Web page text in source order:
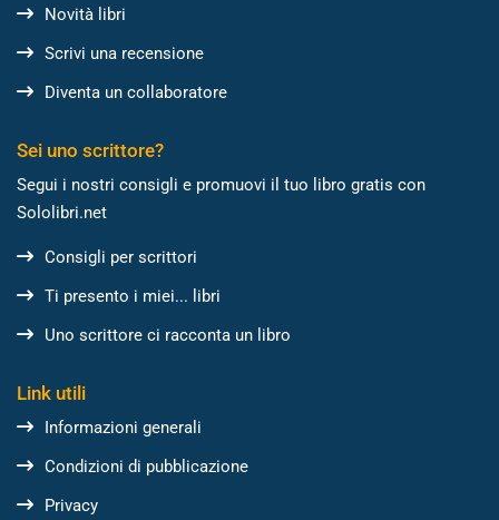
Novità libri
Scrivi una recensione
Diventa un collaboratore
Sei uno scrittore?
Segui i nostri consigli e promuovi il tuo libro gratis con
Sololibri.net
Consigli per scrittori
Ti presento i miei... libri
Uno scrittore ci racconta un libro
Link utili
Informazioni generali
Condizioni di pubblicazione
Privacy